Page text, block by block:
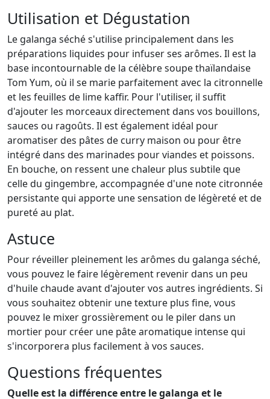
Utilisation et Dégustation
Le galanga séché s'utilise principalement dans les
préparations liquides pour infuser ses arômes. Il est la
base incontournable de la célèbre soupe thaïlandaise
Tom Yum, où il se marie parfaitement avec la citronnelle
et les feuilles de lime kaffir. Pour l'utiliser, il suffit
d'ajouter les morceaux directement dans vos bouillons,
sauces ou ragoûts. Il est également idéal pour
aromatiser des pâtes de curry maison ou pour être
intégré dans des marinades pour viandes et poissons.
En bouche, on ressent une chaleur plus subtile que
celle du gingembre, accompagnée d'une note citronnée
persistante qui apporte une sensation de légèreté et de
pureté au plat.
Astuce
Pour réveiller pleinement les arômes du galanga séché,
vous pouvez le faire légèrement revenir dans un peu
d'huile chaude avant d'ajouter vos autres ingrédients. Si
vous souhaitez obtenir une texture plus fine, vous
pouvez le mixer grossièrement ou le piler dans un
mortier pour créer une pâte aromatique intense qui
s'incorporera plus facilement à vos sauces.
Questions fréquentes
Quelle est la différence entre le galanga et le